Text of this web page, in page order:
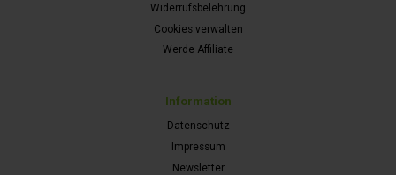
Widerrufsbelehrung
Cookies verwalten
Werde Affiliate
Information
Datenschutz
Impressum
Newsletter